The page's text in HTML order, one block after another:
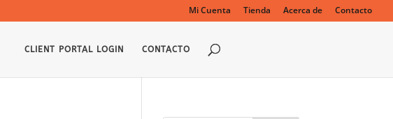
Mi Cuenta Tienda Acerca de Contacto
CLIENT PORTAL LOGIN CONTACTO